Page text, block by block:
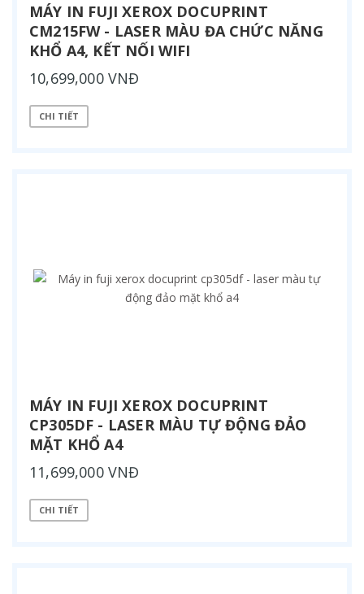
MÁY IN FUJI XEROX DOCUPRINT
CM215FW - LASER MÀU ĐA CHỨC NĂNG
KHỔ A4, KẾT NỐI WIFI
10,699,000 VNĐ
CHI TIẾT
MÁY IN FUJI XEROX DOCUPRINT
CP305DF - LASER MÀU TỰ ĐỘNG ĐẢO
MẶT KHỔ A4
11,699,000 VNĐ
CHI TIẾT